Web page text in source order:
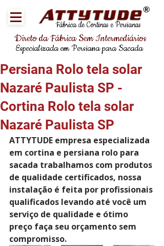
Fábrica de Cortinas e Persianas
®
Direto da Fábrica Sem Intermediários
Especializada em Persiana para Sacada
Persiana Rolo tela solar
Nazaré Paulista SP -
Cortina Rolo tela solar
Nazaré Paulista SP
ATTYTUDE empresa especializada
em cortina e persiana rolo para
sacada trabalhamos com produtos
de qualidade certificados, nossa
instalação é feita por profissionais
qualificados levando até você um
serviço de qualidade e ótimo
preço faça seu orçamento sem
compromisso.